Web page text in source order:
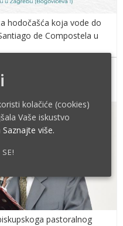
hodočašća koja vode do
de Compostela u
golem interes
pastoralnog
kolačiće (cookies)
Vaše iskustvo
Saznajte više.